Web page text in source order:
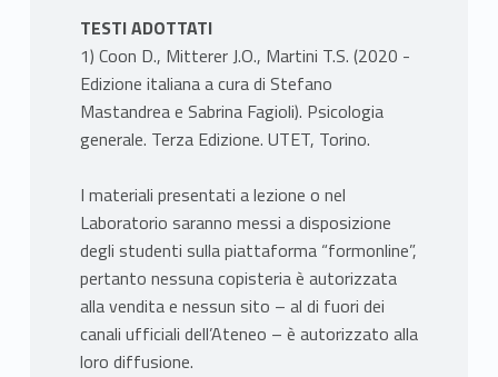
TESTI ADOTTATI
1) Coon D., Mitterer J.O., Martini T.S. (2020 -
Edizione italiana a cura di Stefano
Mastandrea e Sabrina Fagioli). Psicologia
generale. Terza Edizione. UTET, Torino.
I materiali presentati a lezione o nel
Laboratorio saranno messi a disposizione
degli studenti sulla piattaforma “formonline”,
pertanto nessuna copisteria è autorizzata
alla vendita e nessun sito – al di fuori dei
canali ufficiali dell’Ateneo – è autorizzato alla
loro diffusione.